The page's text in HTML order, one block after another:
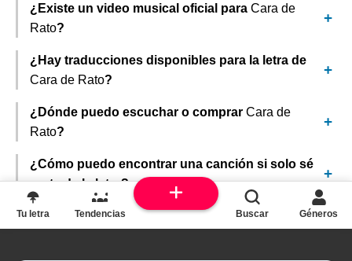
¿Existe un video musical oficial para Cara de
Rato?
¿Hay traducciones disponibles para la letra de
Cara de Rato?
¿Dónde puedo escuchar o comprar Cara de
Rato?
¿Cómo puedo encontrar una canción si solo sé
parte de la letra?
Tu letra Tendencias Buscar Géneros